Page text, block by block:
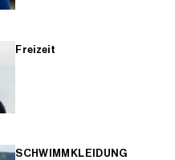
Freizeit
SCHWIMMKLEIDUNG